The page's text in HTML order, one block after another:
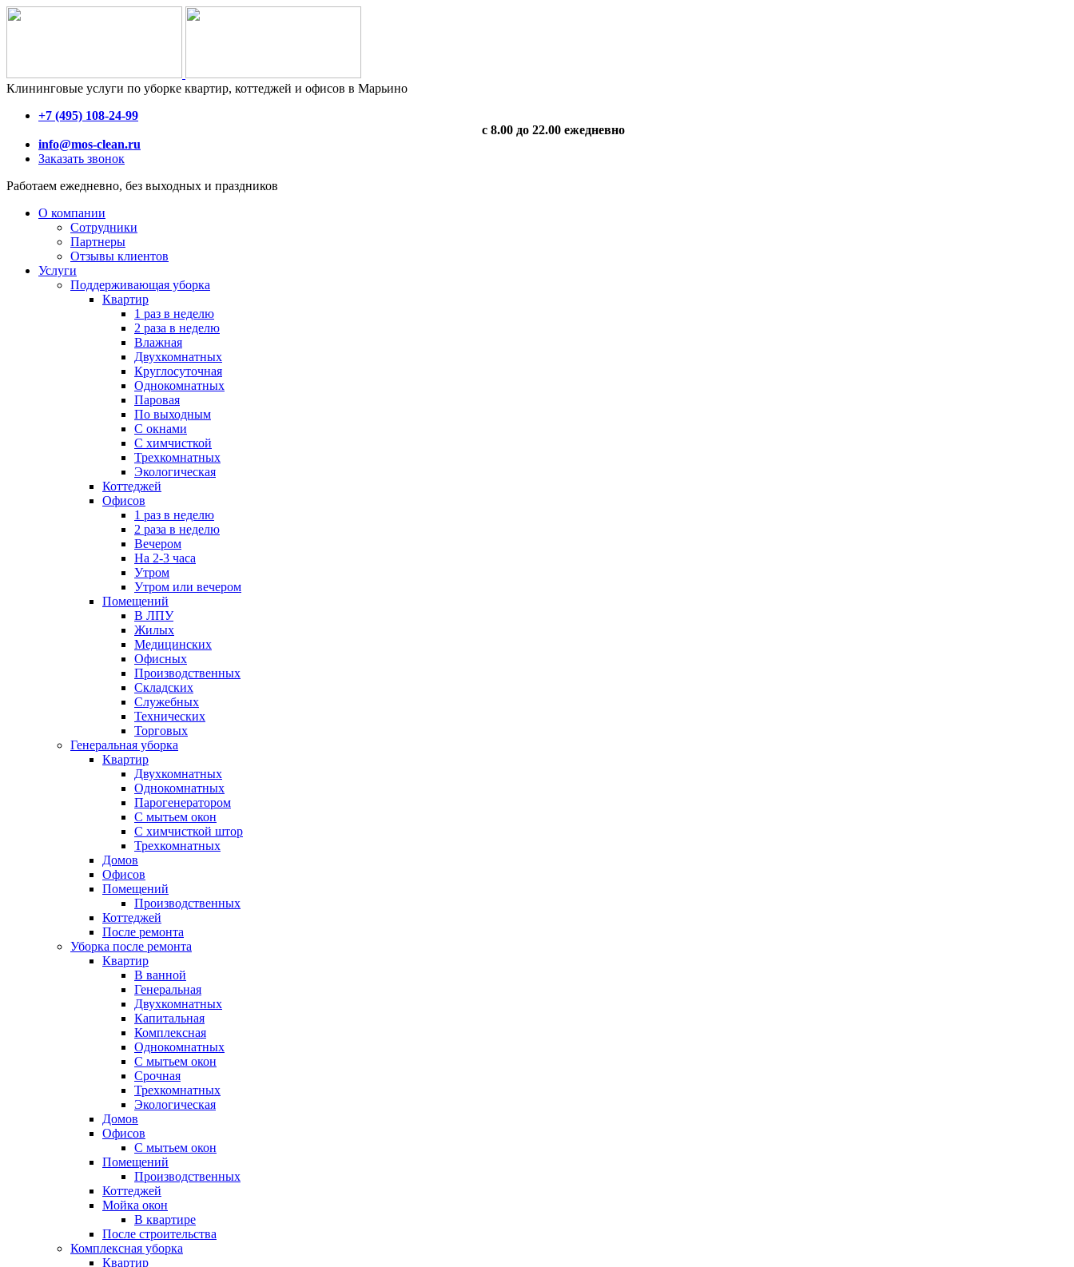
Клининговые услуги по уборке квартир, коттеджей и офисов в Марьино
+7 (495) 108-24-99
с 8.00 до 22.00 ежедневно
info@mos-clean.ru
Заказать звонок
Работаем ежедневно, без выходных и праздников
О компании
Сотрудники
Партнеры
Отзывы клиентов
Услуги
Поддерживающая уборка
Квартир
1 раз в неделю
2 раза в неделю
Влажная
Двухкомнатных
Круглосуточная
Однокомнатных
Паровая
По выходным
С окнами
С химчисткой
Трехкомнатных
Экологическая
Коттеджей
Офисов
1 раз в неделю
2 раза в неделю
Вечером
На 2-3 часа
Утром
Утром или вечером
Помещений
В ЛПУ
Жилых
Медицинских
Офисных
Производственных
Складских
Служебных
Технических
Торговых
Генеральная уборка
Квартир
Двухкомнатных
Однокомнатных
Парогенератором
С мытьем окон
С химчисткой штор
Трехкомнатных
Домов
Офисов
Помещений
Производственных
Коттеджей
После ремонта
Уборка после ремонта
Квартир
В ванной
Генеральная
Двухкомнатных
Капитальная
Комплексная
Однокомнатных
С мытьем окон
Срочная
Трехкомнатных
Экологическая
Домов
Офисов
С мытьем окон
Помещений
Производственных
Коттеджей
Мойка окон
В квартире
После строительства
Комплексная уборка
Квартир